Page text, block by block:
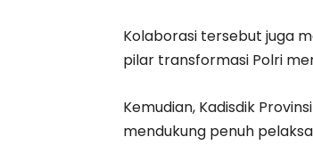
Kolaborasi tersebut juga
pilar transformasi Polri
Kemudian, Kadisdik
mendukung penuh